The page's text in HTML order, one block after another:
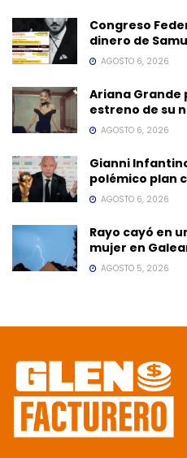
Congreso
dinero de
AGOSTO 6, 2026
Ariana
estreno de su
AGOSTO 6, 2026
Gianni
polémico plan
AGOSTO 6, 2026
Rayo cayó en
mujer en
AGOSTO 5, 2026